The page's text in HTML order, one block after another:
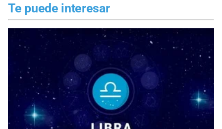
Te puede interesar